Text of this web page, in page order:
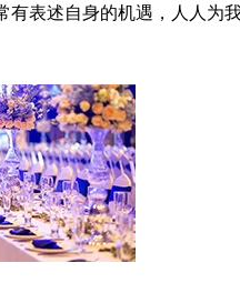
表述自身的机遇，人人为